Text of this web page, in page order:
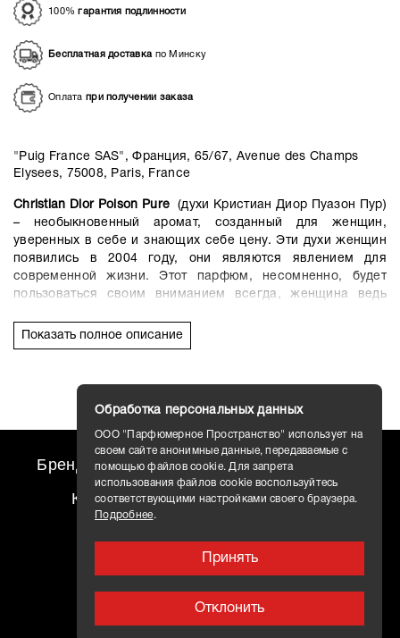
100%гарантия подлинности
Бесплатная доставкапо Минску
Оплата при получении заказа
"Puig France SAS", Франция, 65/67, Avenue des Champs
Elysees, 75008, Paris, France
Christian Dior Poison Pure (духи Кристиан Диор Пуазон Пур)
– необыкновенный аромат, созданный для женщин,
уверенных в себе и знающих себе цену.Эти духи женщин
появились в 2004 году, они являются явлением для
современной жизни.Этот парфюм, несомненно, будет
пользоваться своим вниманием всегда, женщина ведь
только всего самого наилучшего.
достичь всего, чего только душа желает.
Показать полное описание
Бренды travel AROMO
Контакты
Доставка
Обработка персональных данных
ООО "Парфюмерное Пространство" использует на
своем сайте анонимные данные, передаваемые с
помощью файлов cookie. Для запрета
использования файлов cookie воспользуйтесь
соответствующими настройками своего браузера.
Подробнее.
Принять
Отклонить